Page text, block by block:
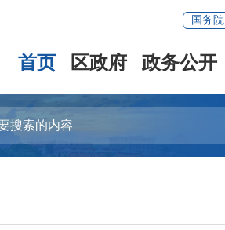
国务院
首页 区政府 政务公开